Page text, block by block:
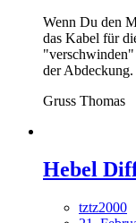
Wenn Du den
das Kabel für
"verschwinden"
der Abdeckung.
Gruss Thomas
Hebel
tztz2000